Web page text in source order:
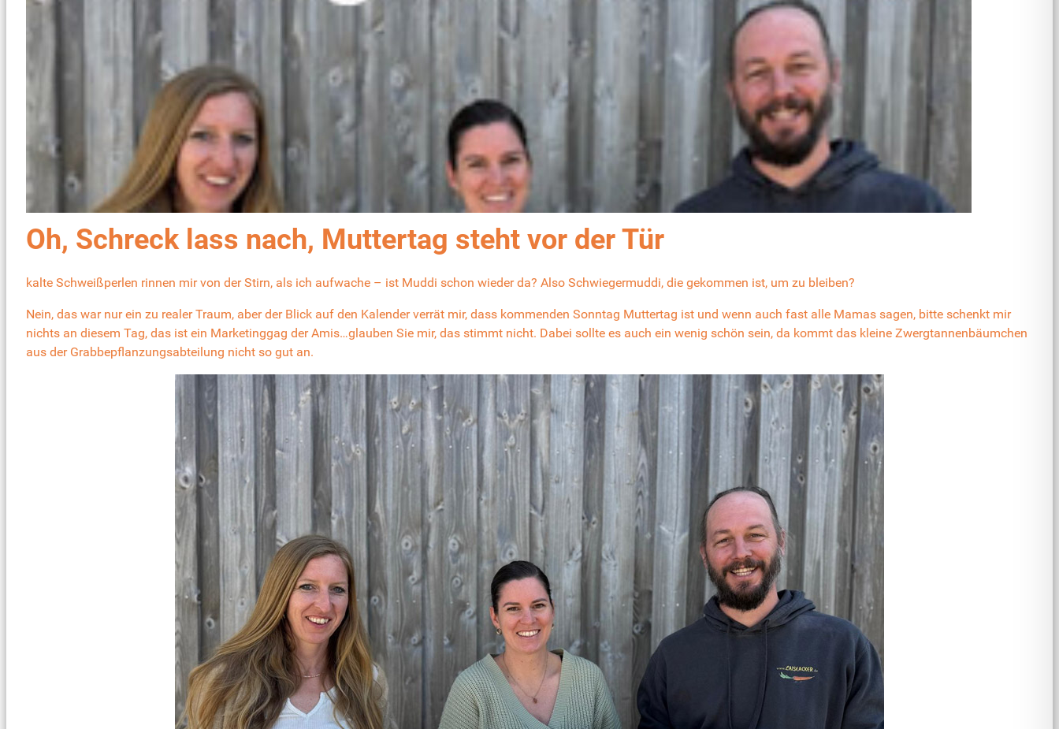
Oh, Schreck lass nach, Muttertag steht vor der Tür
kalte Schweißperlen rinnen mir von der Stirn, als ich aufwache – ist Muddi schon wieder da? Also Schwiegermuddi, die gekommen ist, um zu bleiben?
Nein, das war nur ein zu realer Traum, aber der Blick auf den Kalender verrät mir, dass kommenden Sonntag Muttertag ist und wenn auch fast alle Mamas sagen, bitte schenkt mir
nichts an diesem Tag, das ist ein Marketinggag der Amis…glauben Sie mir, das stimmt nicht. Dabei sollte es auch ein wenig schön sein, da kommt das kleine Zwergtannenbäumchen
aus der Grabbepflanzungsabteilung nicht so gut an.